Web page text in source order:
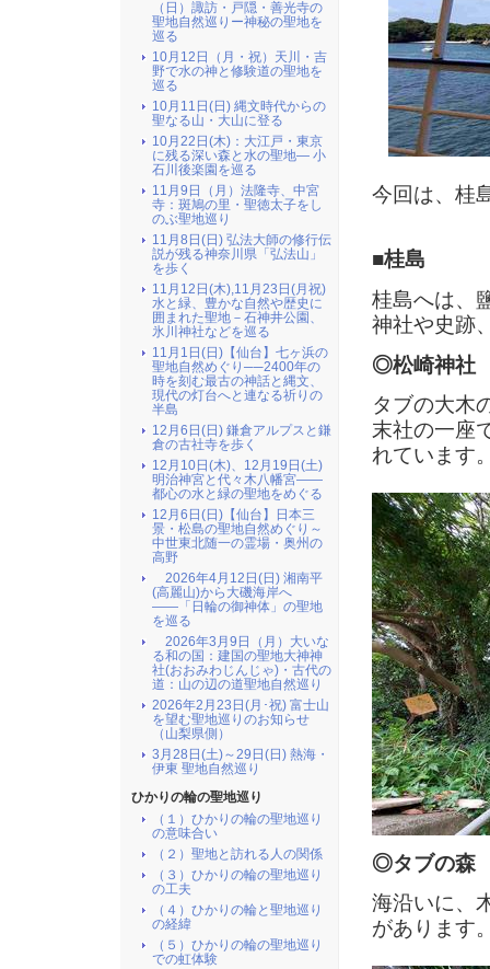
今回は、桂
■桂島
桂島へは、
神社や史跡
◎松崎神社
タブの大木
末社の一座
れています
◎タブの森
海沿いに、
があります
（日）諏訪・戸隠・善光寺の
聖地自然巡りー神秘の聖地を
巡る
10月12日（月・祝）天川・吉
野で水の神と修験道の聖地を
巡る
10月11日(日) 縄文時代からの
聖なる山・大山に登る
10月22日(木)：大江戸・東京
に残る深い森と水の聖地― 小
石川後楽園を巡る
11月9日（月）法隆寺、中宮
寺：斑鳩の里・聖徳太子をし
のぶ聖地巡り
11月8日(日) 弘法大師の修行伝
説が残る神奈川県「弘法山」
を歩く
11月12日(木),11月23日(月祝)
水と緑、豊かな自然や歴史に
囲まれた聖地－石神井公園、
氷川神社などを巡る
11月1日(日)【仙台】七ヶ浜の
聖地自然めぐり──2400年の
時を刻む最古の神話と縄文、
現代の灯台へと連なる祈りの
半島
12月6日(日) 鎌倉アルプスと鎌
倉の古社寺を歩く
12月10日(木)、12月19日(土)
明治神宮と代々木八幡宮――
都心の水と緑の聖地をめぐる
12月6日(日)【仙台】日本三
景・松島の聖地自然めぐり～
中世東北随一の霊場・奥州の
高野
2026年4月12日(日) 湘南平
(高麗山)から大磯海岸へ
――「日輪の御神体」の聖地
を巡る
2026年3月9日（月）大いな
る和の国：建国の聖地大神神
社(おおみわじんじゃ)・古代の
道：山の辺の道聖地自然巡り
2026年2月23日(月･祝) 富士山
を望む聖地巡りのお知らせ
（山梨県側）
3月28日(土)～29日(日) 熱海・
伊東 聖地自然巡り
ひかりの輪の聖地巡り
（１）ひかりの輪の聖地巡り
の意味合い
（２）聖地と訪れる人の関係
（３）ひかりの輪の聖地巡り
の工夫
（４）ひかりの輪と聖地巡り
の経緯
（５）ひかりの輪の聖地巡り
での虹体験